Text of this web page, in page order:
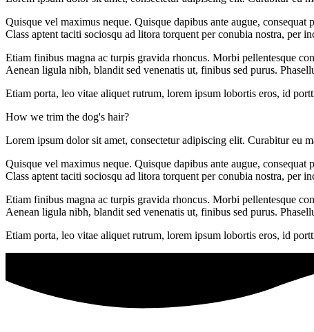
Quisque vel maximus neque. Quisque dapibus ante augue,
Class aptent taciti sociosqu ad litora torquent per conubia nostra, per
Etiam finibus magna ac turpis gravida rhoncus. Morbi pellentesque
Aenean ligula nibh, blandit sed venenatis ut, finibus sed purus.
Etiam porta, leo vitae aliquet rutrum, lorem ipsum lobortis eros, id
How we trim the dog's hair?
Lorem ipsum dolor sit amet, consectetur adipiscing elit. Curabitur eu
Quisque vel maximus neque. Quisque dapibus ante augue,
Class aptent taciti sociosqu ad litora torquent per conubia nostra, per
Etiam finibus magna ac turpis gravida rhoncus. Morbi pellentesque
Aenean ligula nibh, blandit sed venenatis ut, finibus sed purus.
Etiam porta, leo vitae aliquet rutrum, lorem ipsum lobortis eros, id